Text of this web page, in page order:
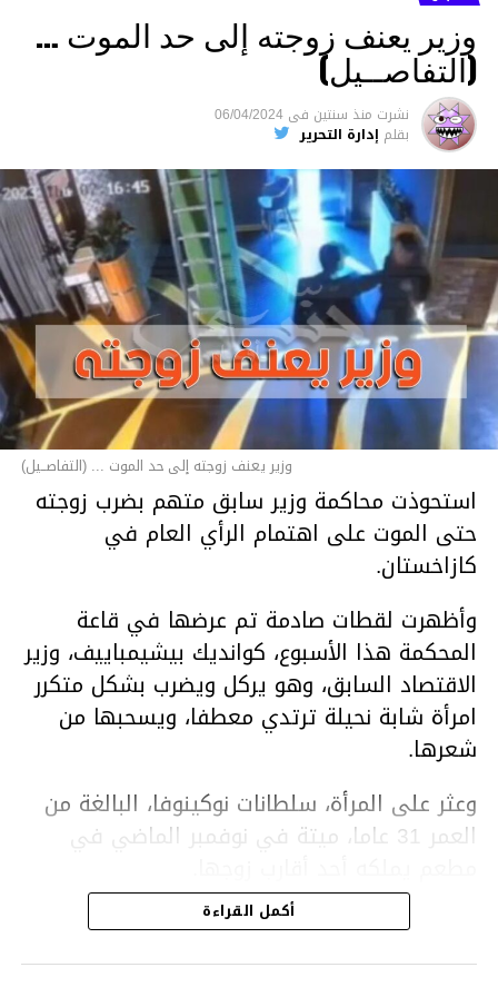
وزير يعنف زوجته إلى حد الموت …
(التفاصــيل)
نشرت منذ سنتين فى 06/04/2024
بقلم إدارة التحرير
وزير يعنف زوجته إلى حد الموت ... (التفاصــيل)
استحوذت محاكمة وزير سابق متهم بضرب زوجته
حتى الموت على اهتمام الرأي العام في
كازاخستان.
وأظهرت لقطات صادمة تم عرضها في قاعة
المحكمة هذا الأسبوع، كوانديك بيشيمباييف، وزير
الاقتصاد السابق، وهو يركل ويضرب بشكل متكرر
امرأة شابة نحيلة ترتدي معطفا، ويسحبها من
شعرها.
وعثر على المرأة، سلطانات نوكينوفا، البالغة من
العمر 31 عاما، ميتة في نوفمبر الماضي في
ووفقا لتقرير الطبيب الشرعي، توفيت نوكينوفا
متأثرة بصدمة في الدماغ، وكانت إحدى عظام
أنفها مكسورة وكانت هناك كدمات متعددة على
أكمل القراءة